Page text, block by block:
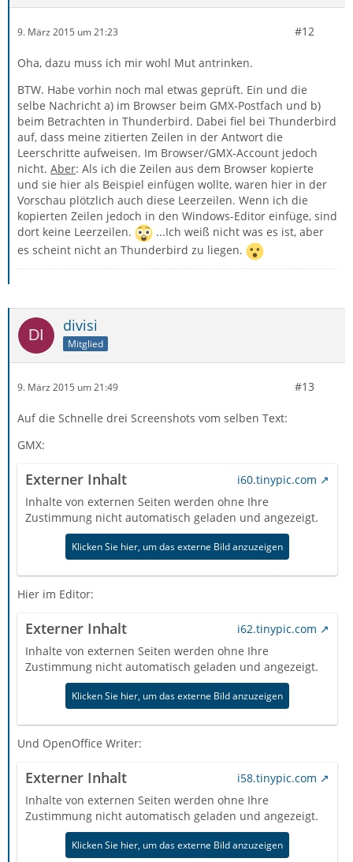
9. März 2015 um 21:23 #12
Oha, dazu muss ich mir wohl Mut antrinken.
BTW. Habe vorhin noch mal etwas geprüft. Ein und die
selbe Nachricht a) im Browser beim GMX-Postfach und b)
beim Betrachten in Thunderbird. Dabei fiel bei Thunderbird
auf, dass meine zitierten Zeilen in der Antwort die
Leerschritte aufweisen. Im Browser/GMX-Account jedoch
nicht. Aber: Als ich die Zeilen aus dem Browser kopierte
und sie hier als Beispiel einfügen wollte, waren hier in der
Vorschau plötzlich auch diese Leerzeilen. Wenn ich die
kopierten Zeilen jedoch in den Windows-Editor einfüge, sind
dort keine Leerzeilen.
...Ich weiß nicht was es ist, aber
es scheint nicht an Thunderbird zu liegen.
divisi
Mitglied
9. März 2015 um 21:49 #13
Auf die Schnelle drei Screenshots vom selben Text:
GMX:
Externer Inhalt
i60.tinypic.com
Inhalte von externen Seiten werden ohne Ihre
Zustimmung nicht automatisch geladen und angezeigt.
Klicken Sie hier, um das externe Bild anzuzeigen
Hier im Editor:
Externer Inhalt
i62.tinypic.com
Inhalte von externen Seiten werden ohne Ihre
Zustimmung nicht automatisch geladen und angezeigt.
Klicken Sie hier, um das externe Bild anzuzeigen
Und OpenOffice Writer:
Externer Inhalt
i58.tinypic.com
Inhalte von externen Seiten werden ohne Ihre
Zustimmung nicht automatisch geladen und angezeigt.
Klicken Sie hier, um das externe Bild anzuzeigen